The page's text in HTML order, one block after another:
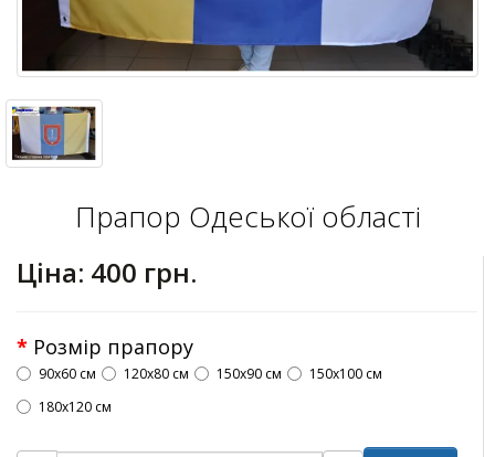
Прапор Одеської області
Ціна: 400 грн.
Розмір прапору
90х60 см 120х80 см 150х90 см
150х100 см
180х120 см